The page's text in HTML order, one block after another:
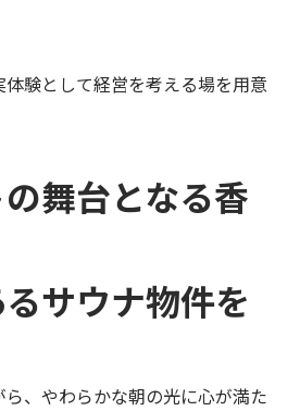
験として経営を考える場を用意
舞台となる香
サウナ物件を
、やわらかな朝の光に心が満た